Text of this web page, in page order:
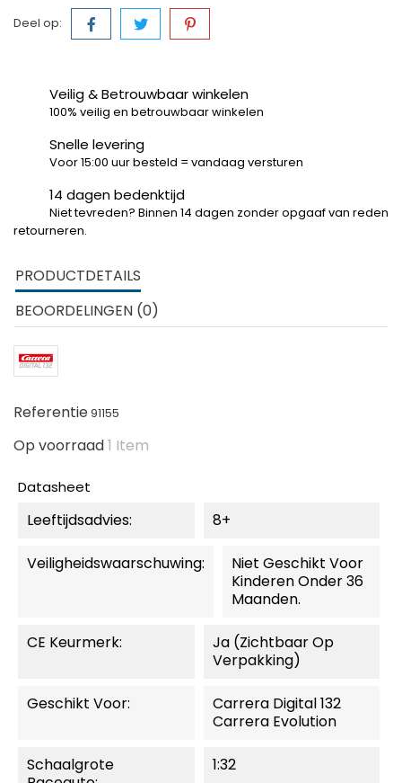
Deel op:
Veilig & Betrouwbaar winkelen
100% veilig en betrouwbaar winkelen
Snelle levering
Voor 15:00 uur besteld = vandaag versturen
14 dagen bedenktijd
Niet tevreden? Binnen 14 dagen zonder opgaaf van reden
retourneren.
PRODUCTDETAILS
BEOORDELINGEN (0)
Referentie91155
Op voorraad1 Item
Datasheet
Leeftijdsadvies: 8+
Veiligheidswaarschuwing:
Niet Geschikt Voor
Kinderen Onder 36
Maanden.
CE Keurmerk:
Ja (zichtbaar Op
Verpakking)
Geschikt Voor:
Carrera Digital 132
Carrera Evolution
Schaalgrote
1:32